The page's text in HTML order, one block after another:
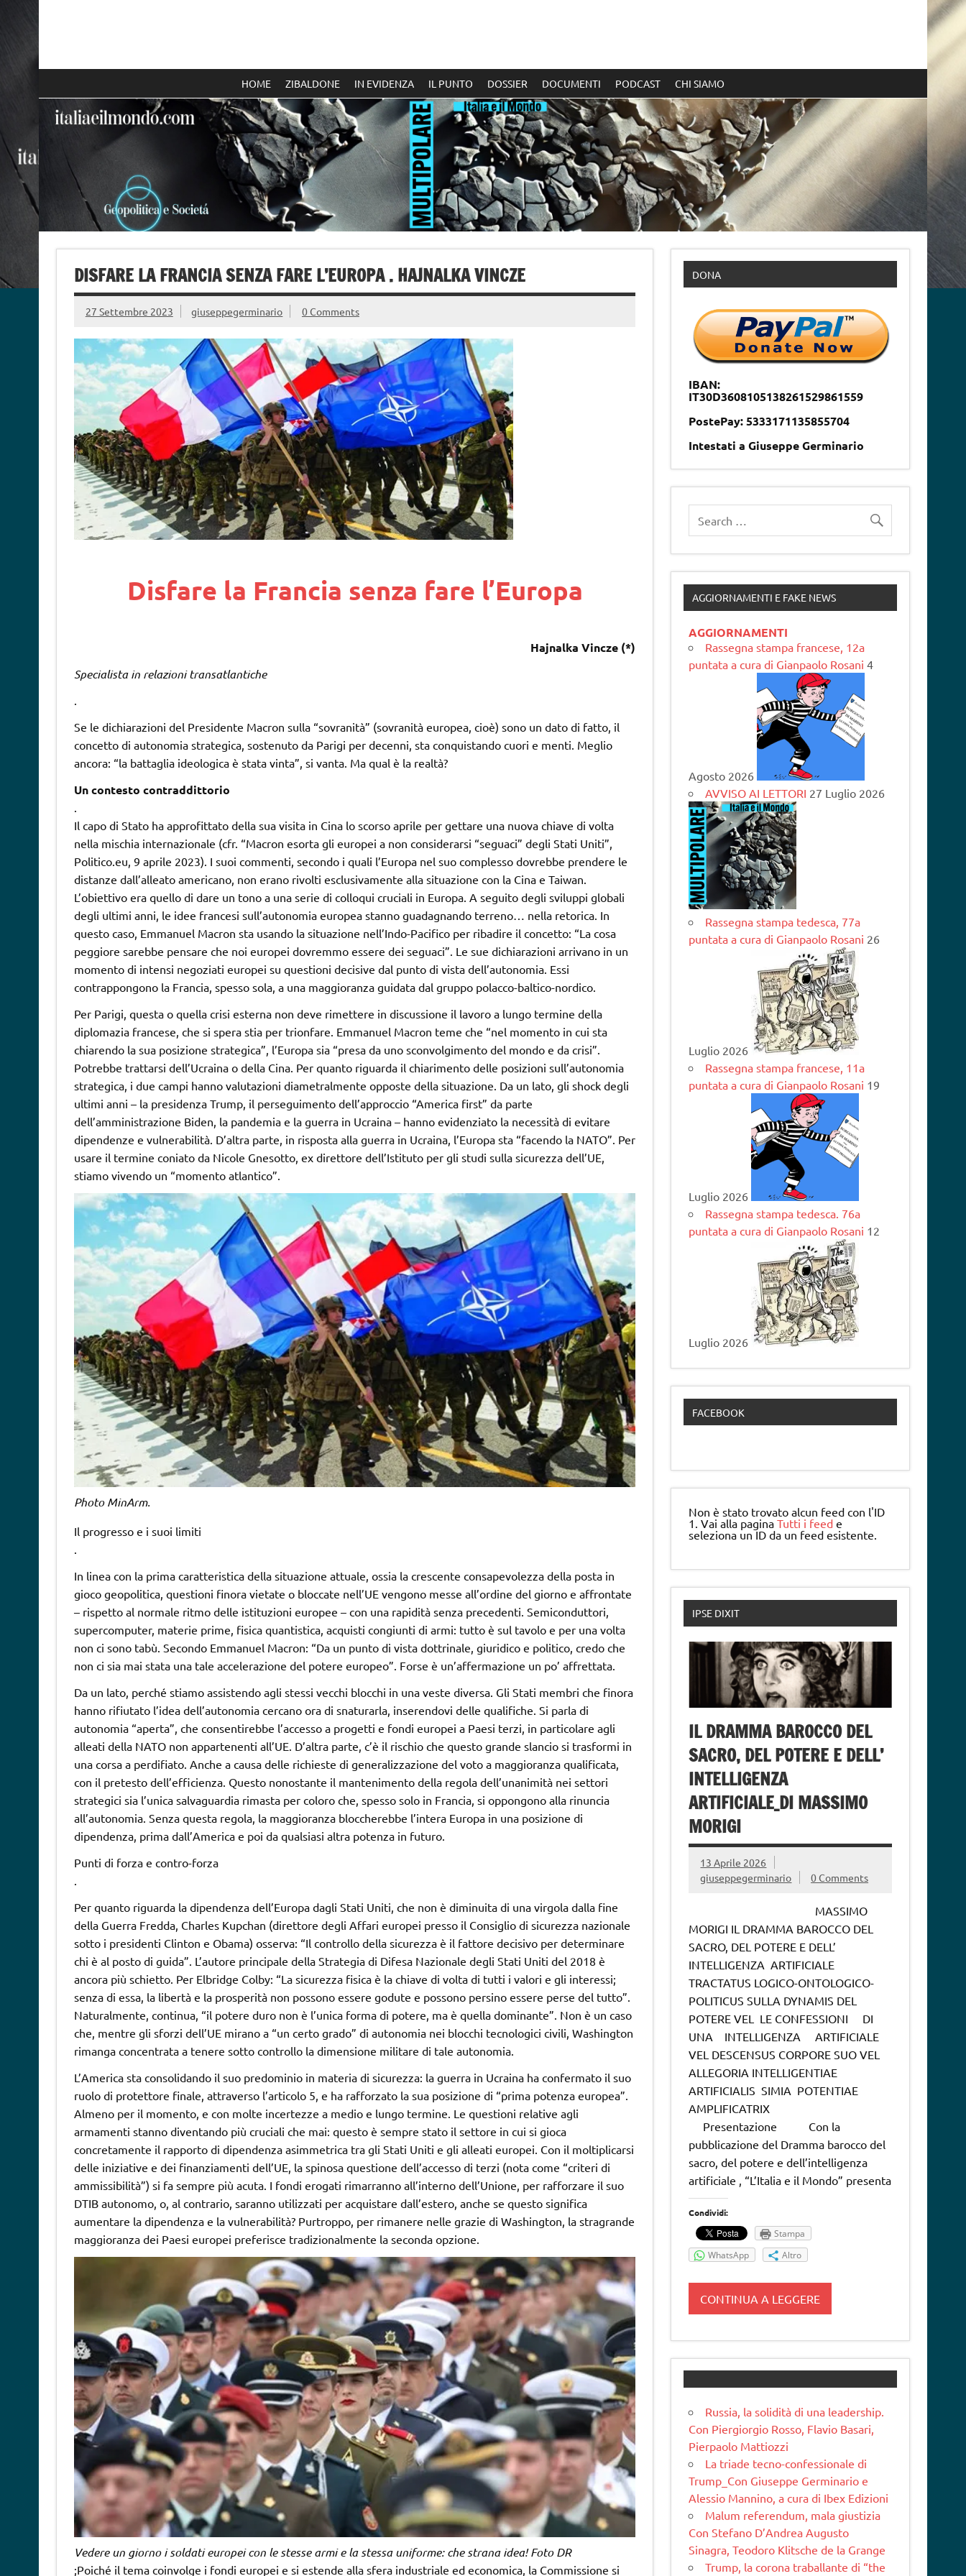
HOME ZIBALDONE IN EVIDENZA IL PUNTO DOSSIER DOCUMENTI PODCAST CHI SIAMO
DISFARE LA FRANCIA SENZA FARE L’EUROPA . HAJNALKA VINCZE
27 Settembre 2023 giuseppegerminario 0 Comments
Disfare la Francia senza fare l’Europa
Hajnalka Vincze (*)
Specialista in relazioni transatlantiche
.
Se le dichiarazioni del Presidente Macron sulla “sovranità” (sovranità europea, cioè) sono un dato di fatto, il
concetto di autonomia strategica, sostenuto da Parigi per decenni, sta conquistando cuori e menti. Meglio
ancora: “la battaglia ideologica è stata vinta”, si vanta. Ma qual è la realtà?
Un contesto contraddittorio
.
Il capo di Stato ha approfittato della sua visita in Cina lo scorso aprile per gettare una nuova chiave di volta
nella mischia internazionale (cfr. “Macron esorta gli europei a non considerarsi “seguaci” degli Stati Uniti”,
Politico.eu, 9 aprile 2023). I suoi commenti, secondo i quali l’Europa nel suo complesso dovrebbe prendere le
distanze dall’alleato americano, non erano rivolti esclusivamente alla situazione con la Cina e Taiwan.
L’obiettivo era quello di dare un tono a una serie di colloqui cruciali in Europa. A seguito degli sviluppi globali
degli ultimi anni, le idee francesi sull’autonomia europea stanno guadagnando terreno… nella retorica. In
questo caso, Emmanuel Macron sta usando la situazione nell’Indo-Pacifico per ribadire il concetto: “La cosa
peggiore sarebbe pensare che noi europei dovremmo essere dei seguaci”. Le sue dichiarazioni arrivano in un
momento di intensi negoziati europei su questioni decisive dal punto di vista dell’autonomia. Essi
contrappongono la Francia, spesso sola, a una maggioranza guidata dal gruppo polacco-baltico-nordico.
Per Parigi, questa o quella crisi esterna non deve rimettere in discussione il lavoro a lungo termine della
diplomazia francese, che si spera stia per trionfare. Emmanuel Macron teme che “nel momento in cui sta
chiarendo la sua posizione strategica”, l’Europa sia “presa da uno sconvolgimento del mondo e da crisi”.
Potrebbe trattarsi dell’Ucraina o della Cina. Per quanto riguarda il chiarimento delle posizioni sull’autonomia
strategica, i due campi hanno valutazioni diametralmente opposte della situazione. Da un lato, gli shock degli
ultimi anni – la presidenza Trump, il perseguimento dell’approccio “America first” da parte
dell’amministrazione Biden, la pandemia e la guerra in Ucraina – hanno evidenziato la necessità di evitare
dipendenze e vulnerabilità. D’altra parte, in risposta alla guerra in Ucraina, l’Europa sta “facendo la NATO”. Per
usare il termine coniato da Nicole Gnesotto, ex direttore dell’Istituto per gli studi sulla sicurezza dell’UE,
stiamo vivendo un “momento atlantico”.
Photo MinArm.
Il progresso e i suoi limiti
In linea con la prima caratteristica della situazione attuale, ossia la crescente consapevolezza della posta in
gioco geopolitica, questioni finora vietate o bloccate nell’UE vengono messe all’ordine del giorno e affrontate
– rispetto al normale ritmo delle istituzioni europee – con una rapidità senza precedenti. Semiconduttori,
supercomputer, materie prime, fisica quantistica, acquisti congiunti di armi: tutto è sul tavolo e per una volta
non ci sono tabù. Secondo Emmanuel Macron: “Da un punto di vista dottrinale, giuridico e politico, credo che
non ci sia mai stata una tale accelerazione del potere europeo”. Forse è un’affermazione un po’ affrettata.
Da un lato, perché stiamo assistendo agli stessi vecchi blocchi in una veste diversa. Gli Stati membri che finora
hanno rifiutato l’idea dell’autonomia cercano ora di snaturarla, inserendovi delle qualifiche. Si parla di
autonomia “aperta”, che consentirebbe l’accesso a progetti e fondi europei a Paesi terzi, in particolare agli
alleati della NATO non appartenenti all’UE. D’altra parte, c’è il rischio che questo grande slancio si trasformi in
una corsa a perdifiato. Anche a causa delle richieste di generalizzazione del voto a maggioranza qualificata,
con il pretesto dell’efficienza. Questo nonostante il mantenimento della regola dell’unanimità nei settori
strategici sia l’unica salvaguardia rimasta per coloro che, spesso solo in Francia, si oppongono alla rinuncia
all’autonomia. Senza questa regola, la maggioranza bloccherebbe l’intera Europa in una posizione di
dipendenza, prima dall’America e poi da qualsiasi altra potenza in futuro.
Punti di forza e contro-forza
Per quanto riguarda la dipendenza dell’Europa dagli Stati Uniti, che non è diminuita di una virgola dalla fine
della Guerra Fredda, Charles Kupchan (direttore degli Affari europei presso il Consiglio di sicurezza nazionale
sotto i presidenti Clinton e Obama) osserva: “Il controllo della sicurezza è il fattore decisivo per determinare
chi è al posto di guida”. L’autore principale della Strategia di Difesa Nazionale degli Stati Uniti del 2018 è
ancora più schietto. Per Elbridge Colby: “La sicurezza fisica è la chiave di volta di tutti i valori e gli interessi;
senza di essa, la libertà e la prosperità non possono essere godute e possono persino essere perse del tutto”.
Naturalmente, continua, “il potere duro non è l’unica forma di potere, ma è quella dominante”. Non è un caso
che, mentre gli sforzi dell’UE mirano a “un certo grado” di autonomia nei blocchi tecnologici civili, Washington
rimanga concentrata a tenere sotto controllo la dimensione militare di tale autonomia.
L’America sta consolidando il suo predominio in materia di sicurezza: la guerra in Ucraina ha confermato il suo
ruolo di protettore finale, attraverso l’articolo 5, e ha rafforzato la sua posizione di “prima potenza europea”.
Almeno per il momento, e con molte incertezze a medio e lungo termine. Le questioni relative agli
armamenti stanno diventando più cruciali che mai: questo è sempre stato il settore in cui si gioca
concretamente il rapporto di dipendenza asimmetrica tra gli Stati Uniti e gli alleati europei. Con il moltiplicarsi
delle iniziative e dei finanziamenti dell’UE, la spinosa questione dell’accesso di terzi (nota come “criteri di
ammissibilità”) si fa sempre più acuta. I fondi erogati rimarranno all’interno dell’Unione, per rafforzare il suo
DTIB autonomo, o, al contrario, saranno utilizzati per acquistare dall’estero, anche se questo significa
aumentare la dipendenza e la vulnerabilità? Purtroppo, per rimanere nelle grazie di Washington, la stragrande
maggioranza dei Paesi europei preferisce tradizionalmente la seconda opzione.
Vedere un giorno i soldati europei con le stesse armi e la stessa uniforme: che strana idea! Foto DR
;Poiché il tema coinvolge i fondi europei e si estende alla sfera industriale ed economica, la Commissione si
DONA
IBAN:
IT30D3608105138261529861559
PostePay: 5333171135855704
Intestati a Giuseppe Germinario
AGGIORNAMENTI E FAKE NEWS
AGGIORNAMENTI
Rassegna stampa francese, 12a
puntata a cura di Gianpaolo Rosani 4
Agosto 2026
AVVISO AI LETTORI 27 Luglio 2026
Rassegna stampa tedesca, 77a
puntata a cura di Gianpaolo Rosani 26
Luglio 2026
Rassegna stampa francese, 11a
puntata a cura di Gianpaolo Rosani 19
Luglio 2026
Rassegna stampa tedesca. 76a
puntata a cura di Gianpaolo Rosani 12
Luglio 2026
FACEBOOK
Non è stato trovato alcun feed con l'ID
1. Vai alla paginaTutti i feed e
seleziona un ID da un feed esistente.
IPSE DIXIT
IL DRAMMA BAROCCO DEL
SACRO, DEL POTERE E DELL’
INTELLIGENZA
ARTIFICIALE_DI MASSIMO
MORIGI
13 Aprile 2026
giuseppegerminario
0 Comments
MASSIMO
MORIGI IL DRAMMA BAROCCO DEL
SACRO, DEL POTERE E DELL’
INTELLIGENZA ARTIFICIALE
TRACTATUS LOGICO-ONTOLOGICO-
POLITICUS SULLA DYNAMIS DEL
POTERE VEL LE CONFESSIONI DI
UNA INTELLIGENZA ARTIFICIALE
VEL DESCENSUS CORPORE SUO VEL
ALLEGORIA INTELLIGENTIAE
ARTIFICIALIS SIMIA POTENTIAE
AMPLIFICATRIX
Presentazione Con la
pubblicazione del Dramma barocco del
sacro, del potere e dell’intelligenza
artificiale , “L’Italia e il Mondo” presenta
Condividi:
Stampa
WhatsApp
Altro
CONTINUA A LEGGERE
Russia, la solidità di una leadership.
Con Piergiorgio Rosso, Flavio Basari,
Pierpaolo Mattiozzi
La triade tecno-confessionale di
Trump_Con Giuseppe Germinario e
Alessio Mannino, a cura di Ibex Edizioni
Malum referendum, mala giustizia
Con Stefano D’Andrea Augusto
Sinagra, Teodoro Klitsche de la Grange
Trump, la corona traballante di “the